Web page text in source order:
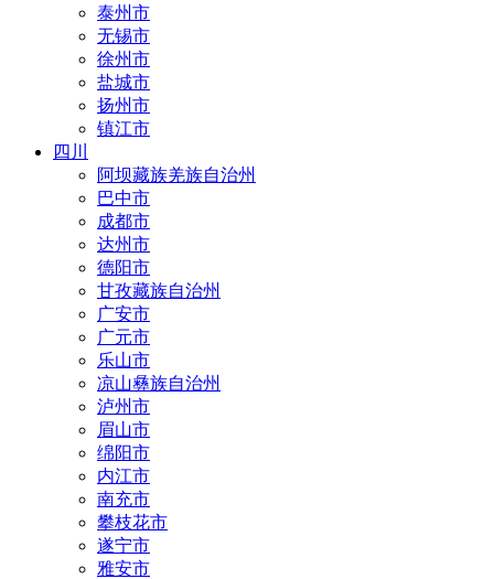
泰州市
无锡市
徐州市
盐城市
扬州市
镇江市
四川
阿坝藏族羌族自治州
巴中市
成都市
达州市
德阳市
甘孜藏族自治州
广安市
广元市
乐山市
凉山彝族自治州
泸州市
眉山市
绵阳市
内江市
南充市
攀枝花市
遂宁市
雅安市